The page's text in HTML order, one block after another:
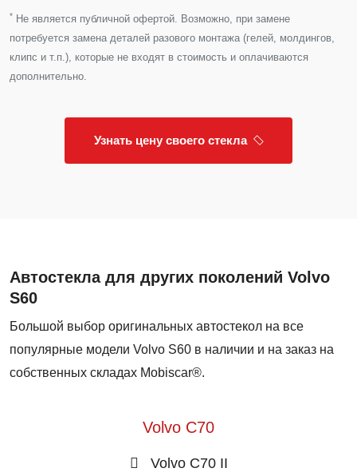
* Не является публичной офертой. Возможно, при замене
потребуется замена деталей разового монтажа (гелей, молдингов,
клипс и т.п.), которые не входят в стоимость и оплачиваются
дополнительно.
Узнать цену своего стекла
Автостекла для других поколений Volvo
S60
Большой выбор оригинальных автостекол на все
популярные модели Volvo S60 в наличии и на заказ на
собственных складах Mobiscar®.
Volvo C70
Volvo C70 II